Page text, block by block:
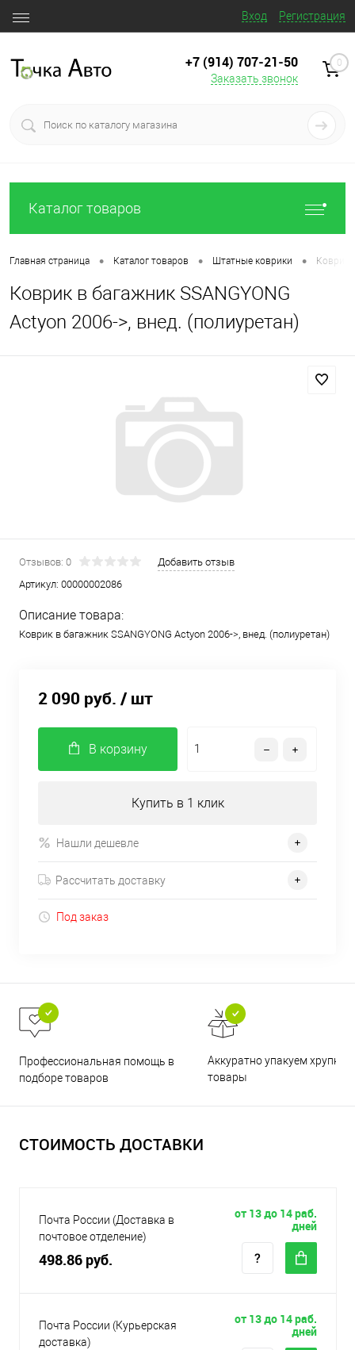
Вход Регистрация
+7 (914) 707‒21‒50
Заказать звонок
0
Каталог товаров
Главная страница • Каталог товаров • Штатные коврики • Коврик
Коврик в багажник SSANGYONG
Actyon 2006->, внед. (полиуретан)
Отзывов: 0
Добавить отзыв
Артикул: 00000002086
Описание товара:
Коврик в багажник SSANGYONG Actyon 2006->, внед. (полиуретан)
2 090 руб. / шт
В корзину
Купить в 1 клик
Нашли дешевле
Рассчитать доставку
Под заказ
Профессиональная помощь в
подборе товаров
Аккуратно упакуем хрупкие
товары
СТОИМОСТЬ ДОСТАВКИ
Почта России (Доставка в
почтовое отделение)
498.86 руб.
от 13 до 14 раб.
дней
Почта России (Курьерская
доставка)
от 13 до 14 раб.
дней